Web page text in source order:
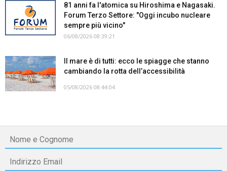
81 anni fa l'atomica su Hiroshima e Nagasaki.
Forum Terzo Settore: "Oggi incubo nucleare
sempre più vicino"
06/08/2026 08:39:21
Il mare è di tutti: ecco le spiagge che stanno
cambiando la rotta dell’accessibilità
05/08/2026 08:44:04